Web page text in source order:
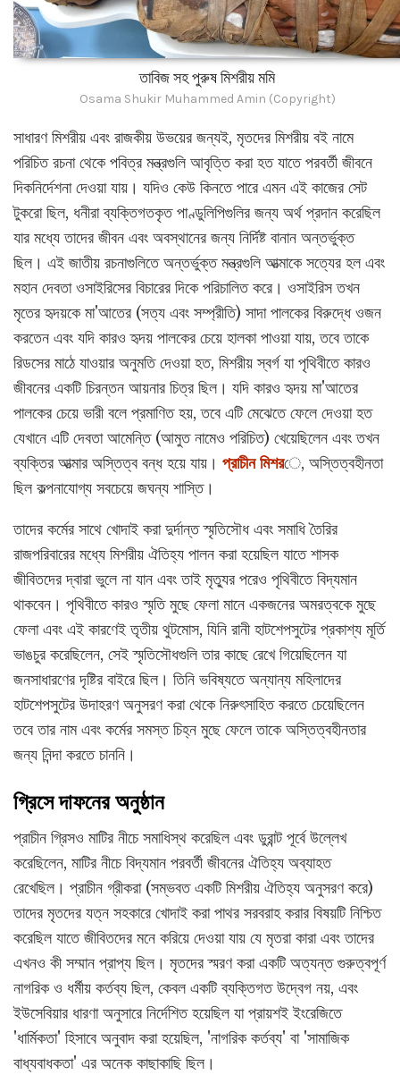
তাবিজ সহ পুরুষ মিশরীয় মমি
Osama Shukir Muhammed Amin (Copyright)
সাধারণ মিশরীয় এবং রাজকীয় উভয়ের জন্যই, মৃতদের মিশরীয় বই নামে
পরিচিত রচনা থেকে পবিত্র মন্ত্রগুলি আবৃত্তি করা হত যাতে পরবর্তী জীবনে
দিকনির্দেশনা দেওয়া যায়। যদিও কেউ কিনতে পারে এমন এই কাজের সেট
টুকরো ছিল, ধনীরা ব্যক্তিগতকৃত পাণ্ডুলিপিগুলির জন্য অর্থ প্রদান করেছিল
যার মধ্যে তাদের জীবন এবং অবস্থানের জন্য নির্দিষ্ট বানান অন্তর্ভুক্ত
ছিল। এই জাতীয় রচনাগুলিতে অন্তর্ভুক্ত মন্ত্রগুলি আত্মাকে সত্যের হল এবং
মহান দেবতা ওসাইরিসের বিচারের দিকে পরিচালিত করে। ওসাইরিস তখন
মৃতের হৃদয়কে মা'আতের (সত্য এবং সম্প্রীতি) সাদা পালকের বিরুদ্ধে ওজন
করতেন এবং যদি কারও হৃদয় পালকের চেয়ে হালকা পাওয়া যায়, তবে তাকে
রিডসের মাঠে যাওয়ার অনুমতি দেওয়া হত, মিশরীয় স্বর্গ যা পৃথিবীতে কারও
জীবনের একটি চিরন্তন আয়নার চিত্র ছিল। যদি কারও হৃদয় মা'আতের
পালকের চেয়ে ভারী বলে প্রমাণিত হয়, তবে এটি মেঝেতে ফেলে দেওয়া হত
যেখানে এটি দেবতা আমেন্তি (আমুত নামেও পরিচিত) খেয়েছিলেন এবং তখন
ব্যক্তির আত্মার অস্তিত্ব বন্ধ হয়ে যায়। প্রাচীন মিশরে, অস্তিত্বহীনতা
ছিল কল্পনাযোগ্য সবচেয়ে জঘন্য শাস্তি।
তাদের কর্মের সাথে খোদাই করা দুর্দান্ত স্মৃতিসৌধ এবং সমাধি তৈরির
রাজপরিবারের মধ্যে মিশরীয় ঐতিহ্য পালন করা হয়েছিল যাতে শাসক
জীবিতদের দ্বারা ভুলে না যান এবং তাই মৃত্যুর পরেও পৃথিবীতে বিদ্যমান
থাকবেন। পৃথিবীতে কারও স্মৃতি মুছে ফেলা মানে একজনের অমরত্বকে মুছে
ফেলা এবং এই কারণেই তৃতীয় থুটমোস, যিনি রানী হাটশেপসুটের প্রকাশ্য মূর্তি
ভাঙচুর করেছিলেন, সেই স্মৃতিসৌধগুলি তার কাছে রেখে গিয়েছিলেন যা
জনসাধারণের দৃষ্টির বাইরে ছিল। তিনি ভবিষ্যতে অন্যান্য মহিলাদের
হাটশেপসুটের উদাহরণ অনুসরণ করা থেকে নিরুৎসাহিত করতে চেয়েছিলেন
তবে তার নাম এবং কর্মের সমস্ত চিহ্ন মুছে ফেলে তাকে অস্তিত্বহীনতার
জন্য নিন্দা করতে চাননি।
গ্রিসে দাফনের অনুষ্ঠান
প্রাচীন গ্রিসও মাটির নীচে সমাধিস্থ করেছিল এবং ডুরান্ট পূর্বে উল্লেখ
করেছিলেন, মাটির নীচে বিদ্যমান পরবর্তী জীবনের ঐতিহ্য অব্যাহত
রেখেছিল। প্রাচীন গ্রীকরা (সম্ভবত একটি মিশরীয় ঐতিহ্য অনুসরণ করে)
তাদের মৃতদের যত্ন সহকারে খোদাই করা পাথর সরবরাহ করার বিষয়টি নিশ্চিত
করেছিল যাতে জীবিতদের মনে করিয়ে দেওয়া যায় যে মৃতরা কারা এবং তাদের
এখনও কী সম্মান প্রাপ্য ছিল। মৃতদের স্মরণ করা একটি অত্যন্ত গুরুত্বপূর্ণ
নাগরিক ও ধর্মীয় কর্তব্য ছিল, কেবল একটি ব্যক্তিগত উদ্বেগ নয়, এবং
ইউসেবিয়ার ধারণা অনুসারে নির্দেশিত হয়েছিল যা প্রায়শই ইংরেজিতে
'ধার্মিকতা' হিসাবে অনুবাদ করা হয়েছিল, 'নাগরিক কর্তব্য' বা 'সামাজিক
বাধ্যবাধকতা' এর অনেক কাছাকাছি ছিল।